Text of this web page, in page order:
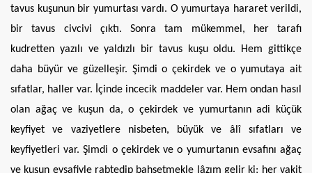
tavus kuşunun bir yumurtası vardı. O yumurtaya hararet verildi,
bir tavus civcivi çıktı. Sonra tam mükemmel, her tarafı
kudretten yazılı ve yaldızlı bir tavus kuşu oldu. Hem gittikçe
daha büyür ve güzelleşir. Şimdi o çekirdek ve o yumutaya ait
sıfatlar, haller var. İçinde incecik maddeler var. Hem ondan hasıl
olan ağaç ve kuşun da, o çekirdek ve yumurtanın adi küçük
keyfiyet ve vaziyetlere nisbeten, büyük ve âlî sıfatları ve
keyfiyetleri var. Şimdi o çekirdek ve o yumurtanın evsafını ağaç
ve kuşun evsafiyle rabtedip bahsetmekle lâzım gelir ki; her vakit